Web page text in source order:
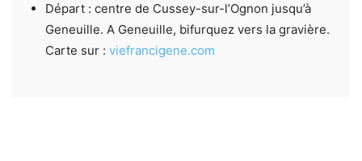
Départ : centre de Cussey-sur-l’Ognon jusqu’à
Geneuille. A Geneuille, bifurquez vers la gravière.
Carte sur : viefrancigene.com